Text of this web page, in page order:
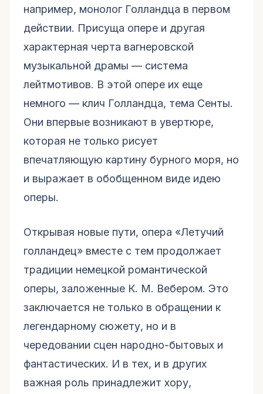
например, монолог Голландца в первом
действии. Присуща опере и другая
характерная черта вагнеровской
музыкальной драмы — система
лейтмотивов. В этой опере их еще
немного — клич Голландца, тема Сенты.
Они впервые возникают в увертюре,
которая не только рисует
впечатляющую картину бурного моря, но
и выражает в обобщенном виде идею
оперы.
Открывая новые пути, опера «Летучий
голландец» вместе с тем продолжает
традиции немецкой романтической
оперы, заложенные К. М. Вебером. Это
заключается не только в обращении к
легендарному сюжету, но и в
чередовании сцен народно-бытовых и
фантастических. И в тех, и в других
важная роль принадлежит хору,